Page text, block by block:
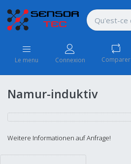
Le menu Connexion Comparer
Namur-induktiv
Weitere Informationen auf Anfrage!